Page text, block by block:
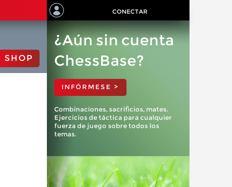
CONECTAR
SHOP
¿Aún sin cuenta
ChessBase?
INFÓRMESE >
Combinaciones, sacrificios, mates.
Ejercicios de táctica para cualquier
fuerza de juego sobre todos los
temas.